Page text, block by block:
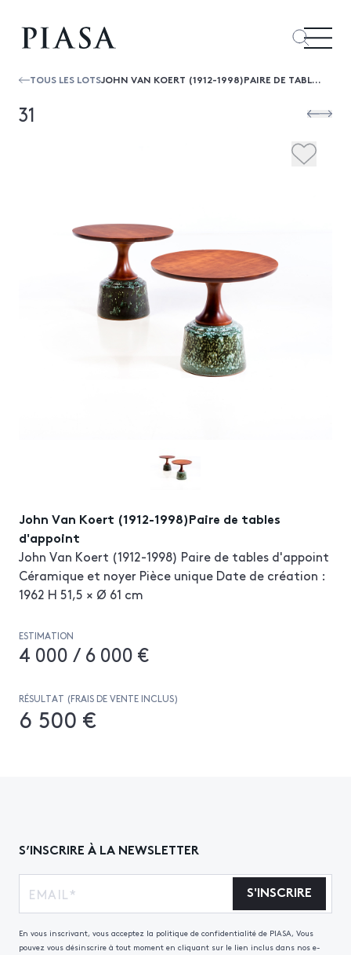
TOUS LES LOTS JOHN VAN KOERT (1912-1998)PAIRE DE TABLES D'APPOINT
31
John Van Koert (1912-1998)Paire de tables
d'appoint
John Van Koert (1912-1998) Paire de tables d'appoint
Céramique et noyer Pièce unique Date de création :
1962 H 51,5 × Ø 61 cm
ESTIMATION
4 000 / 6 000 €
RÉSULTAT (FRAIS DE VENTE INCLUS)
6 500 €
S’INSCRIRE À LA NEWSLETTER
S'INSCRIRE
En vous inscrivant, vous acceptez la politique de confidentialité de PIASA, Vous
pouvez vous désinscrire à tout moment en cliquant sur le lien inclus dans nos e-